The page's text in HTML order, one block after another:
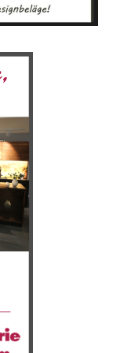
Plus Bikes
und diver­
Aus­
sicher­ge­stellt,